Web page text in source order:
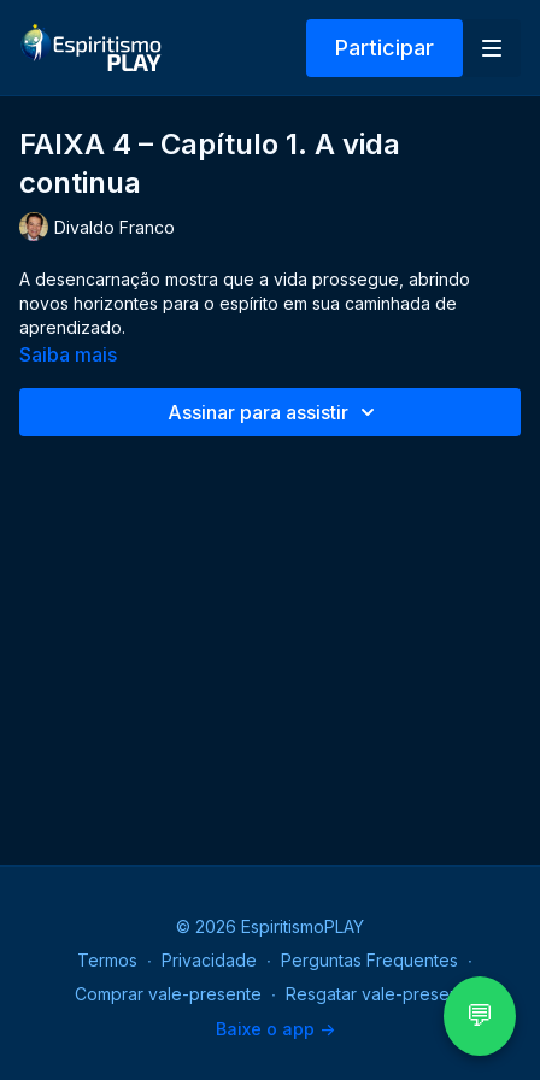
💬
Participar
FAIXA 4 – Capítulo 1. A vida
continua
Divaldo Franco
A desencarnação mostra que a vida prossegue, abrindo
novos horizontes para o espírito em sua caminhada de
aprendizado.
Saiba mais
Assinar para assistir
© 2026 EspiritismoPLAY
Termos ∙ Privacidade ∙ Perguntas Frequentes ∙
Comprar vale-presente ∙ Resgatar vale-presente
Baixe o app ->